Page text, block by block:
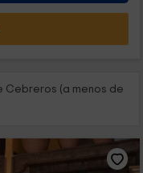
Cebreros (a menos de